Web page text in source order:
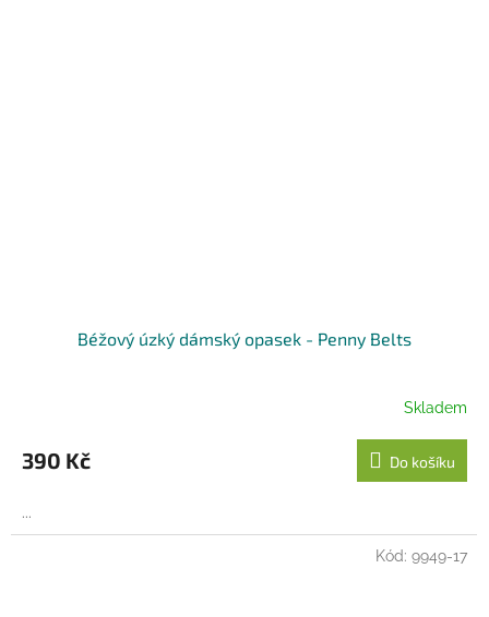
Béžový úzký dámský opasek - Penny Belts
Skladem
390 Kč Do košíku
...
Kód: 9949-17